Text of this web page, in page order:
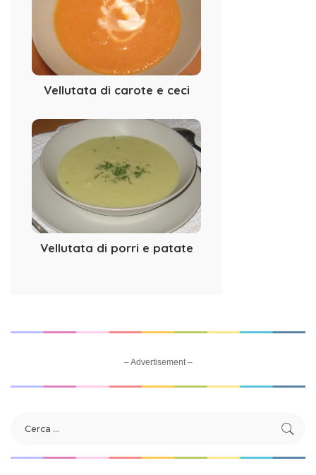
Vellutata di carote e ceci
Vellutata di porri e patate
– Advertisement –